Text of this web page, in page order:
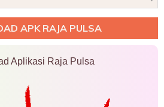
APK RAJA PULSA
Aplikasi Raja Pulsa